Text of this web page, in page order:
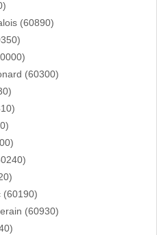
(60890)
(60300)
(60190)
(60930)